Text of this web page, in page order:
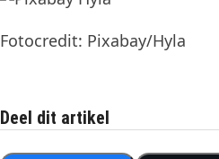
Fotocredit: Pixabay/Hyla
Deel dit artikel